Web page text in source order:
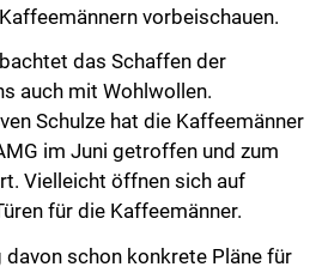
vorbeischauen.
das Schaffen der
auch mit Wohlwollen.
Schulze hat die Kaffeemänner
im Juni getroffen und zum
Vielleicht öffnen sich auf
für die Kaffeemänner.
davon schon konkrete Pläne für